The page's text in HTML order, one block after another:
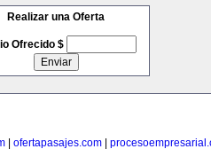
Realizar una Oferta
Ofrecido $
ofertapasajes.com